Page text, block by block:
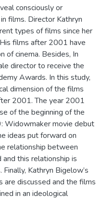
consciously or
films. Director Kathryn
types of films since her
films after 2001 have
of cinema. Besides, In
director to receive the
Awards. In this study,
dimension of the films
2001. The year 2001
of the beginning of the
Widowmaker movie debut
ideas put forward on
relationship between
this relationship is
Kathryn Bigelow’s
are discussed and the films
in an ideological